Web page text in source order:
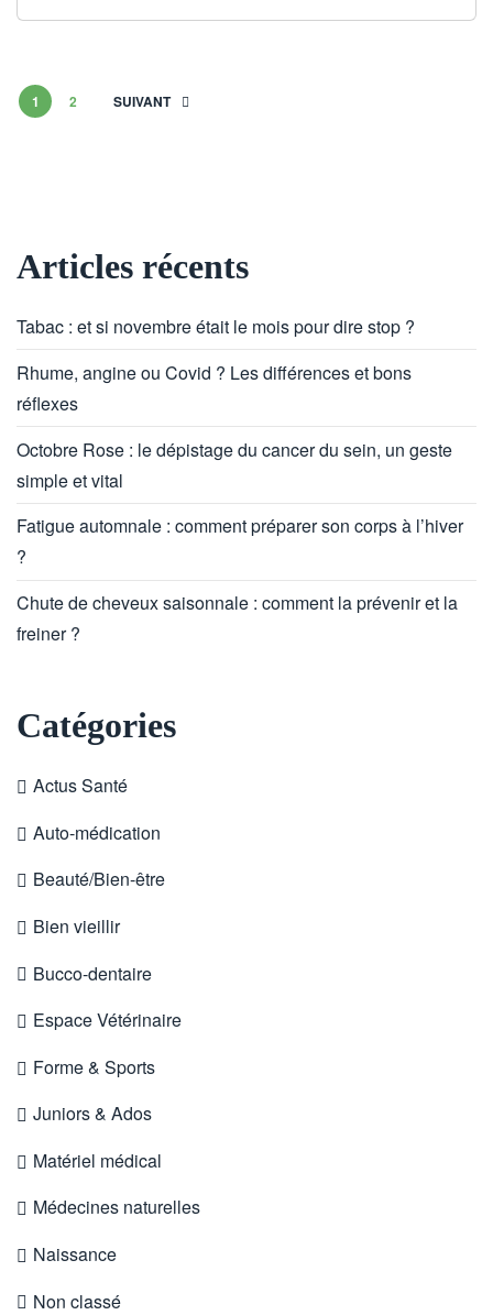
1 2 SUIVANT
Articles récents
Tabac : et si novembre était le mois pour dire stop ?
Rhume, angine ou Covid ? Les différences et bons
réflexes
Octobre Rose : le dépistage du cancer du sein, un geste
simple et vital
Fatigue automnale : comment préparer son corps à l’hiver
?
Chute de cheveux saisonnale : comment la prévenir et la
freiner ?
Catégories
Actus Santé
Auto-médication
Beauté/Bien-être
Bien vieillir
Bucco-dentaire
Espace Vétérinaire
Forme & Sports
Juniors & Ados
Matériel médical
Médecines naturelles
Naissance
Non classé